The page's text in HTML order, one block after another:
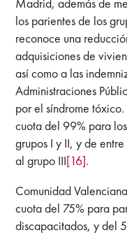
los parientes de los
reconoce una
adquisiciones de
así como a las
Administraciones
por el síndrome
cuota del 99% para
grupos I y II, y de
al grupo III[16].
Comunidad
cuota del 75% para
discapacitados, y del